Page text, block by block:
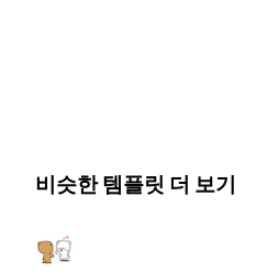
비슷한 템플릿 더 보기